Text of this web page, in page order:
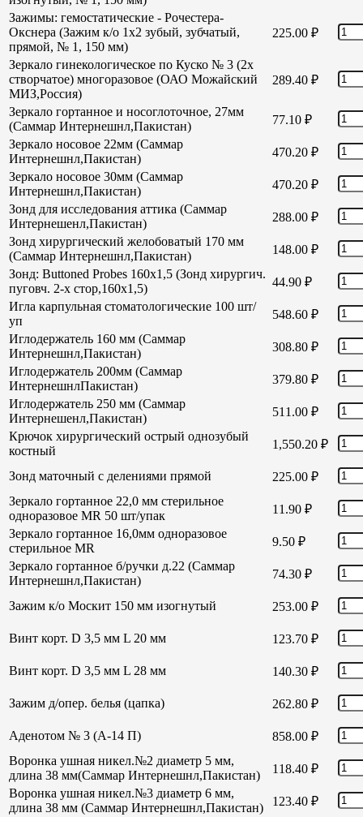
Зажимы: гемостатические - Рочестера-
Окснера (Зажим к/о 1х2 зубый, зубчатый,
прямой, № 1, 150 мм)
225.00 ₽
Зеркало гинекологическое по Куско № 3 (2х
створчатое) многоразовое (ОАО Можайский
МИЗ,Россия)
289.40 ₽
Зеркало гортанное и носоглоточное, 27мм
(Саммар Интернешнл,Пакистан)
77.10 ₽
Зеркало носовое 22мм (Саммар
Интернешнл,Пакистан)
470.20 ₽
Зеркало носовое 30мм (Саммар
Интернешнл,Пакистан)
470.20 ₽
Зонд для исследования аттика (Саммар
Интернешенл,Пакистан)
288.00 ₽
Зонд хирургический желобоватый 170 мм
(Саммар Интернешнл,Пакистан)
148.00 ₽
Зонд: Buttoned Probes 160х1,5 (Зонд хирургич.
пуговч. 2-х стор,160х1,5)
44.90 ₽
Игла карпульная стоматологические 100 шт/
уп
548.60 ₽
Иглодержатель 160 мм (Саммар
Интернешнл,Пакистан)
308.80 ₽
Иглодержатель 200мм (Саммар
ИнтернешнлПакистан)
379.80 ₽
Иглодержатель 250 мм (Саммар
Интернешенл,Пакистан)
511.00 ₽
Крючок хирургический острый однозубый
костный
1,550.20 ₽
Зонд маточный с делениями прямой 225.00 ₽
Зеркало гортанное 22,0 мм стерильное
одноразовое MR 50 шт/упак
11.90 ₽
Зеркало гортанное 16,0мм одноразовое
стерильное MR
9.50 ₽
Зеркало гортанное б/ручки д.22 (Саммар
Интернешнл,Пакистан)
74.30 ₽
Зажим к/о Москит 150 мм изогнутый 253.00 ₽
Винт корт. D 3,5 мм L 20 мм 123.70 ₽
Винт корт. D 3,5 мм L 28 мм 140.30 ₽
Зажим д/опер. белья (цапка) 262.80 ₽
Аденотом № 3 (А-14 П) 858.00 ₽
Воронка ушная никел.№2 диаметр 5 мм,
длина 38 мм(Саммар Интернешнл,Пакистан)
118.40 ₽
Воронка ушная никел.№3 диаметр 6 мм,
длина 38 мм (Саммар Интернешнл,Пакистан)
123.40 ₽